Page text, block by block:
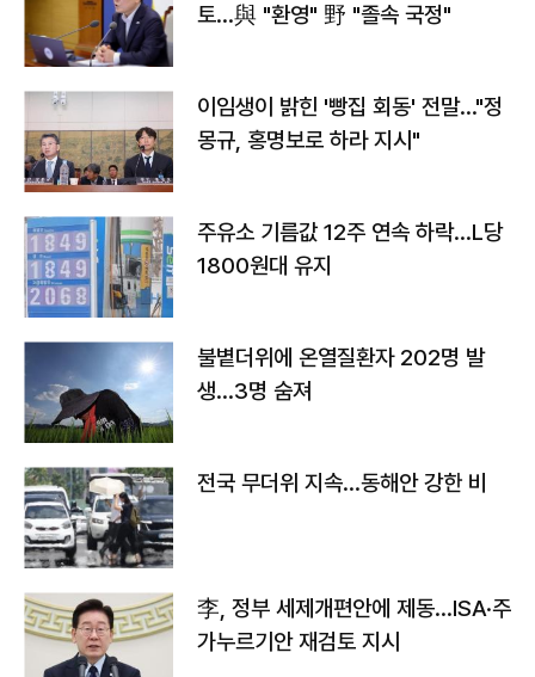
토…與 "환영" 野 "졸속 국정"
이임생이 밝힌 '빵집 회동' 전말…"정
몽규, 홍명보로 하라 지시"
주유소 기름값 12주 연속 하락…L당
1800원대 유지
불볕더위에 온열질환자 202명 발
생…3명 숨져
전국 무더위 지속…동해안 강한 비
李, 정부 세제개편안에 제동…ISA·주
가누르기안 재검토 지시